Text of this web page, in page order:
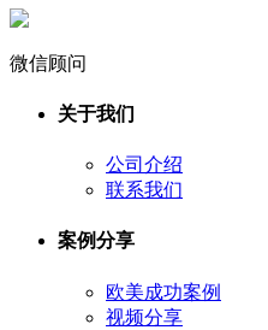
微信顾问
关于我们
公司介绍
联系我们
案例分享
欧美成功案例
视频分享